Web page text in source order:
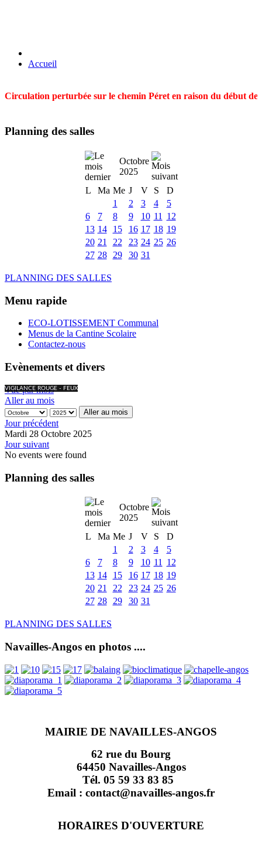
Accueil
Circulation perturbée sur le chemin Péret en raison du début
Planning des salles
Octobre
2025
L
Ma Me J V S
D
1
2 3 4
5
6
7 8 9 10 11
12
13 14 15 16 17 18 19
20 21 22 23 24 25 26
27 28 29 30 31
PLANNING DES SALLES
Menu rapide
ECO-LOTISSEMENT Communal
Menus de la Cantine Scolaire
Contactez-nous
Evènements et divers
VIGILANCE ROUGE - FEUX
Vue par mois
Aller au mois
Aller au mois
Jour précédent
Mardi 28 Octobre 2025
Jour suivant
No events were found
Planning des salles
Octobre
2025
L
Ma Me J V S
D
1
2 3 4
5
6
7 8 9 10 11
12
13 14 15 16 17 18 19
20 21 22 23 24 25 26
27 28 29 30 31
PLANNING DES SALLES
Navailles-Angos en photos ....
MAIRIE DE NAVAILLES-ANGOS
62 rue du Bourg
64450 Navailles-Angos
Tél. 05 59 33 83 85
Email : contact@navailles-angos.fr
HORAIRES D'OUVERTURE